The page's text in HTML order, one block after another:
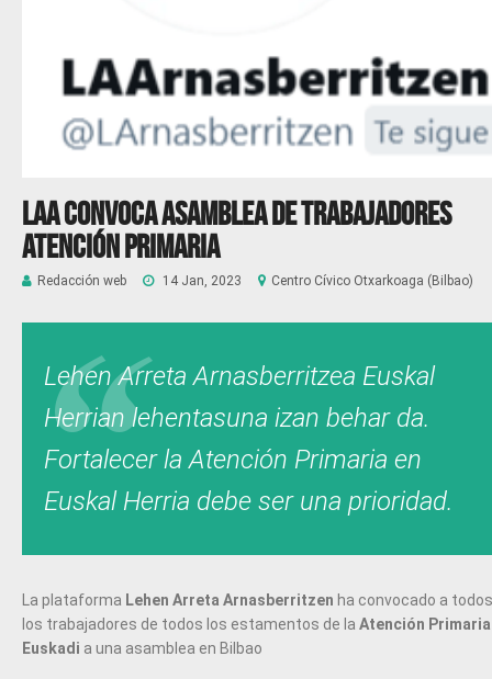
LAA Convoca Asamblea de trabajadores
Atención Primaria
Redacción web 14 Jan, 2023 Centro Cívico Otxarkoaga (Bilbao)
Lehen Arreta Arnasberritzea Euskal
Herrian lehentasuna izan behar da.
Fortalecer la Atención Primaria en
Euskal Herria debe ser una prioridad.
La plataforma Lehen Arreta Arnasberritzen ha convocado a todos
los trabajadores de todos los estamentos de la Atención
Euskadi a una asamblea en Bilbao